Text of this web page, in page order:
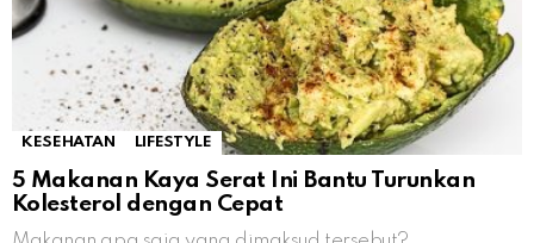
KESEHATAN LIFESTYLE
5 Makanan Kaya Serat Ini Bantu Turunkan
Kolesterol dengan Cepat